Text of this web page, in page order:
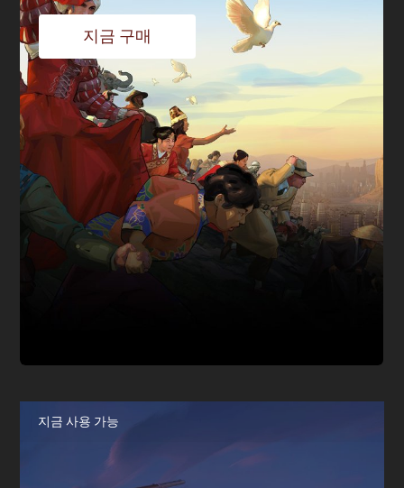
행동을 잠금 해제하는 새로운 대사관 구역, 3개의 새로운 유
닛, 외교적 친화력을 갖춘 6개의 새로운 문화 등이 포함되어
있습니다!
지금 구매
지금 사용 가능